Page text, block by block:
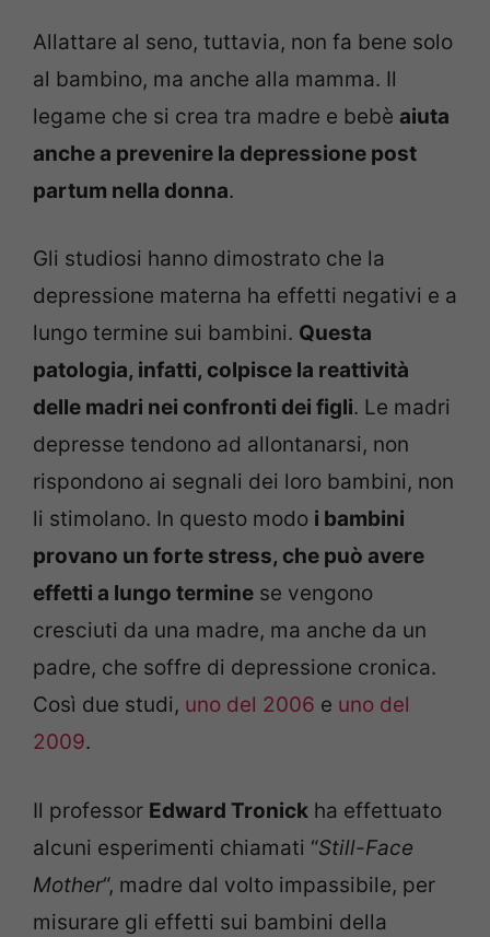
Allattare al seno, tuttavia, non fa bene solo
al bambino, ma anche alla mamma. Il
legame che si crea tra madre e bebè aiuta
anche a prevenire la depressione post
partum nella donna.
Gli studiosi hanno dimostrato che la
depressione materna ha effetti negativi e a
lungo termine sui bambini. Questa
patologia, infatti, colpisce la reattività
delle madri nei confronti dei figli. Le madri
depresse tendono ad allontanarsi, non
rispondono ai segnali dei loro bambini, non
li stimolano. In questo modo i bambini
provano un forte stress, che può avere
effetti a lungo termine se vengono
cresciuti da una madre, ma anche da un
padre, che soffre di depressione cronica.
Così due studi, uno del 2006 e uno del
2009.
Il professor Edward Tronick ha effettuato
alcuni esperimenti chiamati “Still-Face
Mother“, madre dal volto impassibile, per
misurare gli effetti sui bambini della